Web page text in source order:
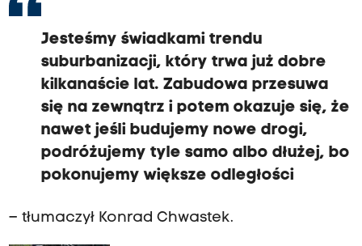
Jesteśmy świadkami trendu
suburbanizacji, który trwa już dobre
kilkanaście lat. Zabudowa przesuwa
się na zewnątrz i potem okazuje się, że
nawet jeśli budujemy nowe drogi,
podróżujemy tyle samo albo dłużej, bo
pokonujemy większe odległości
– tłumaczył Konrad Chwastek.